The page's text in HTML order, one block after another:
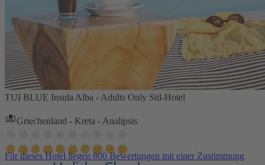
TUI BLUE Insula Alba - Adults Only Stil-Hotel
Griechenland - Kreta - Analipsis
Für dieses Hotel liegen 800 Bewertungen mit einer Zustimmung